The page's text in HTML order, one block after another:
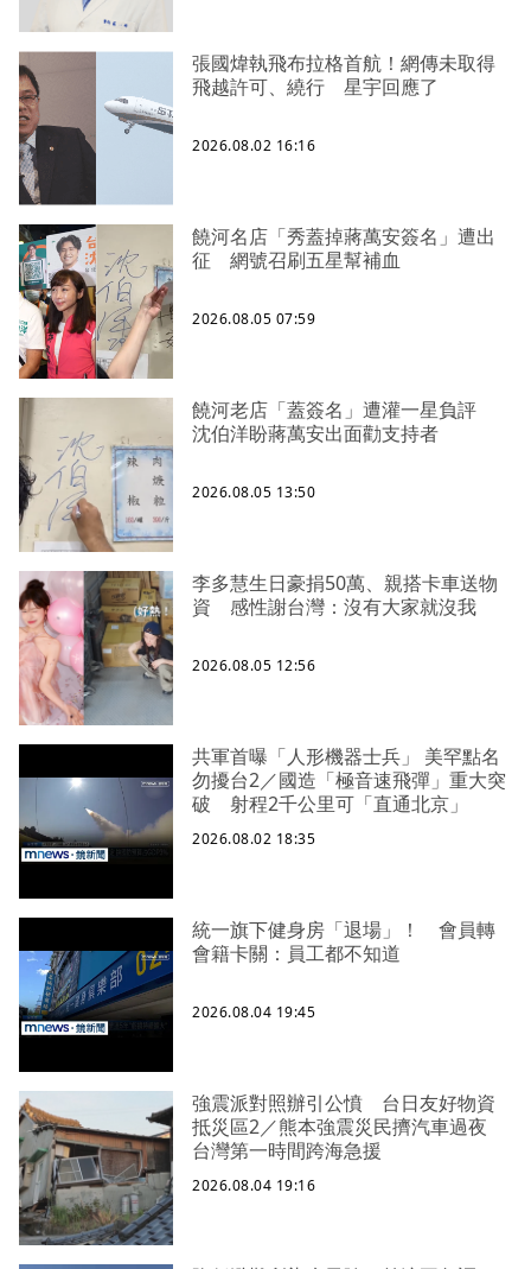
張國煒執飛布拉格首航！網傳未取得
飛越許可、繞行 星宇回應了
2026.08.02 16:16
饒河名店「秀蓋掉蔣萬安簽名」遭出
征 網號召刷五星幫補血
2026.08.05 07:59
饒河老店「蓋簽名」遭灌一星負評
沈伯洋盼蔣萬安出面勸支持者
2026.08.05 13:50
李多慧生日豪捐50萬、親搭卡車送物
資 感性謝台灣：沒有大家就沒我
2026.08.05 12:56
共軍首曝「人形機器士兵」 美罕點名
勿擾台2／國造「極音速飛彈」重大突
破 射程2千公里可「直通北京」
2026.08.02 18:35
統一旗下健身房「退場」！ 會員轉
會籍卡關：員工都不知道
2026.08.04 19:45
強震派對照辦引公憤 台日友好物資
抵災區2／熊本強震災民擠汽車過夜
台灣第一時間跨海急援
2026.08.04 19:16